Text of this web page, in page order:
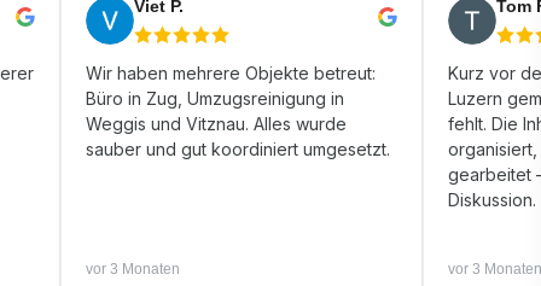
in
Albis
Viet P.
Wir haben mehrere Objekte betreut:
Büro in Zug, Umzugsreinigung in
Weggis und Vitznau. Alles wurde
sauber und gut koordiniert umgesetzt.
vor 3 Monaten
Tom
Kurz vor
Luzern
fehlt. Die
organisiert,
gearbeitet
Diskussion.
vor 3 Monaten